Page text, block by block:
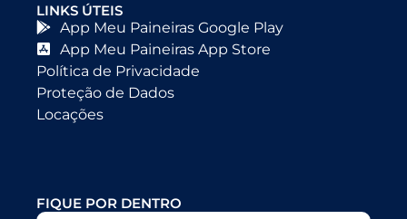
LINKS ÚTEIS
App Meu Paineiras Google Play
App Meu Paineiras App Store
Política de Privacidade
Proteção de Dados
Locações
FIQUE POR DENTRO